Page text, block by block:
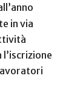
in via